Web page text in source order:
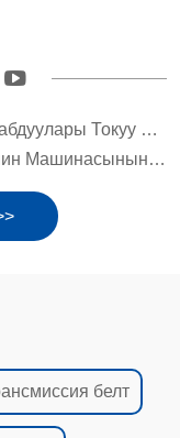
убакыт белдиги
Убакыт белдиги канча?
белт